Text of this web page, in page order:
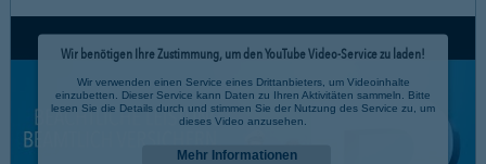
Wir benötigen Ihre Zustimmung, um den YouTube Video-Service zu laden!
Wir verwenden einen Service eines Drittanbieters, um Videoinhalte
einzubetten. Dieser Service kann Daten zu Ihren Aktivitäten sammeln. Bitte
lesen Sie die Details durch und stimmen Sie der Nutzung des Service zu, um
dieses Video anzusehen.
Mehr Informationen